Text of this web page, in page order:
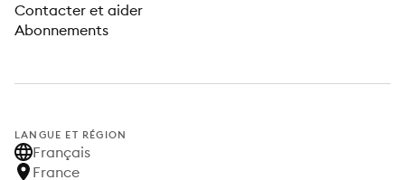
Contacter et aider
Abonnements
LANGUE ET RÉGION
Français
France